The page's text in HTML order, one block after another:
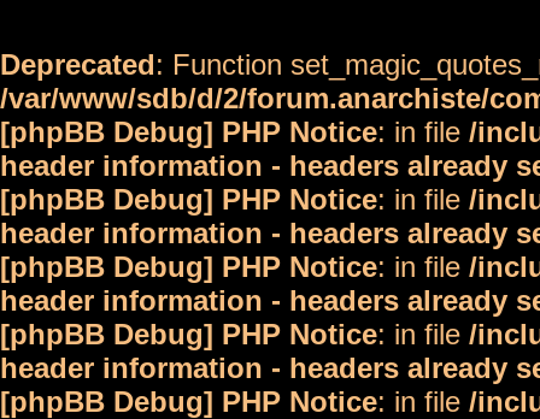
Deprecated: Function
/var/www/sdb/d/2/forum.anarchiste/
[phpBB Debug] PHP Notice: in file /
header information - headers already
[phpBB Debug] PHP Notice: in file /
header information - headers already
[phpBB Debug] PHP Notice: in file /
header information - headers already
[phpBB Debug] PHP Notice: in file /
header information - headers already
[phpBB Debug] PHP Notice: in file /